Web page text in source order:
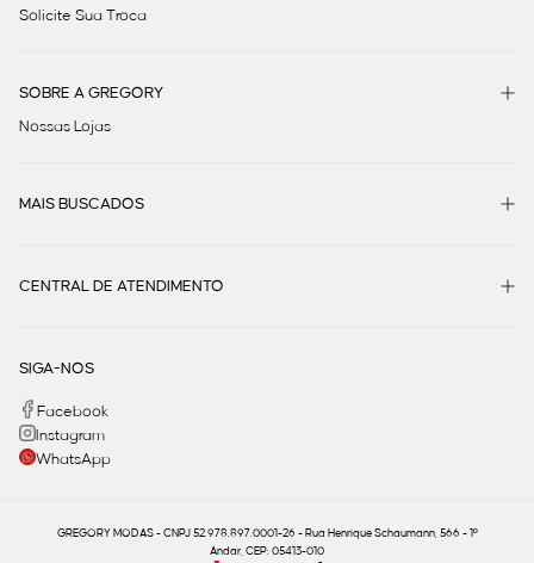
Solicite Sua Troca
SOBRE A GREGORY
Nossas Lojas
MAIS BUSCADOS
CENTRAL DE ATENDIMENTO
SIGA-NOS
Facebook
Instagram
WhatsApp
GREGORY MODAS - CNPJ 52.978.897.0001-26 - Rua Henrique Schaumann, 566 - 1º
Andar, CEP: 05413-010